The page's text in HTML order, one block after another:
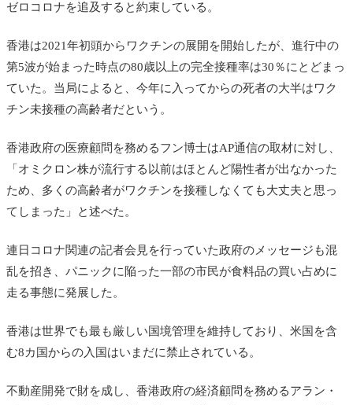
ゼロコロナを追及すると約束している。
香港は2021年初頭からワクチンの展開を開始したが、進行中の
第5波が始まった時点の80歳以上の完全接種率は30％にとどまっ
ていた。当局によると、今年に入ってからの死者の大半はワク
チン未接種の高齢者だという。
香港政府の医療顧問を務めるフン博士はAP通信の取材に対し、
「オミクロン株が流行する以前はほとんど陽性者が出なかった
ため、多くの高齢者がワクチンを接種しなくても大丈夫と思っ
てしまった」と述べた。
連日コロナ関連の記者会見を行っていた政府のメッセージも混
乱を招き、パニックに陥った一部の市民が食料品の買い占めに
走る事態に発展した。
香港は世界でも最も厳しい国境管理を維持しており、米国を含
む8カ国からの入国はいまだに禁止されている。
不動産開発で財を成し、香港政府の経済顧問を務めるアラン・